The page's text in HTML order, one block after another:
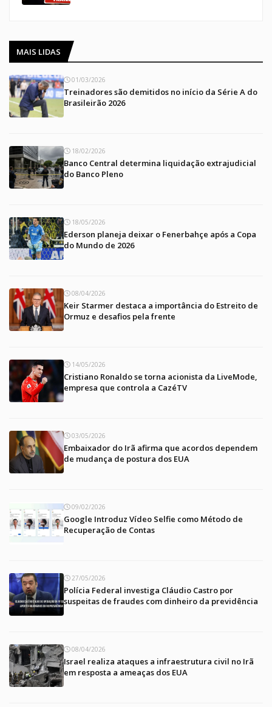
MAIS LIDAS
01/03/2026
Treinadores são demitidos no início da Série A do
Brasileirão 2026
18/02/2026
Banco Central determina liquidação extrajudicial
do Banco Pleno
18/05/2026
Ederson planeja deixar o Fenerbahçe após a Copa
do Mundo de 2026
08/04/2026
Keir Starmer destaca a importância do Estreito de
Ormuz e desafios pela frente
14/05/2026
Cristiano Ronaldo se torna acionista da LiveMode,
empresa que controla a CazéTV
03/05/2026
Embaixador do Irã afirma que acordos dependem
de mudança de postura dos EUA
09/02/2026
Google Introduz Vídeo Selfie como Método de
Recuperação de Contas
27/05/2026
Polícia Federal investiga Cláudio Castro por
suspeitas de fraudes com dinheiro da previdência
08/04/2026
Israel realiza ataques a infraestrutura civil no Irã
em resposta a ameaças dos EUA